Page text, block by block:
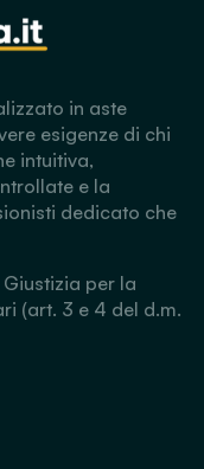
in aste
esigenze di chi
intuitiva,
e la
dedicato che
per la
(art. 3 e 4 del d.m.